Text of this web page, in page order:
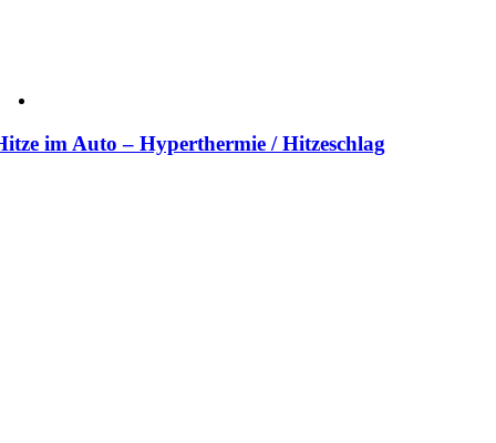
im Auto – Hyperthermie / Hitzeschlag